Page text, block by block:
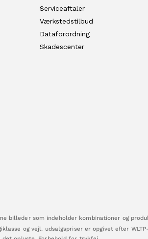
Serviceaftaler
Værkstedstilbud
Dataforordning
Skadescenter
billeder som indeholder kombinationer og
og vejl. udsalgspriser er opgivet efter